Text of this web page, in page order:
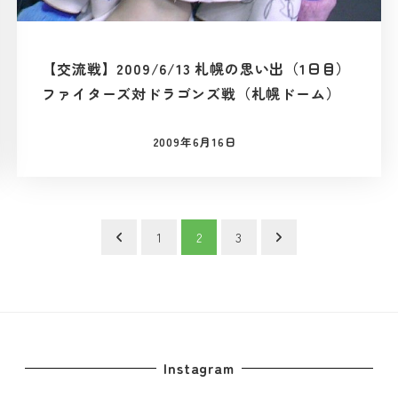
【交流戦】2009/6/13 札幌の思い出（1日目）
ファイターズ対ドラゴンズ戦（札幌ドーム）
投稿日
2009年6月16日
1 2 3
Instagram